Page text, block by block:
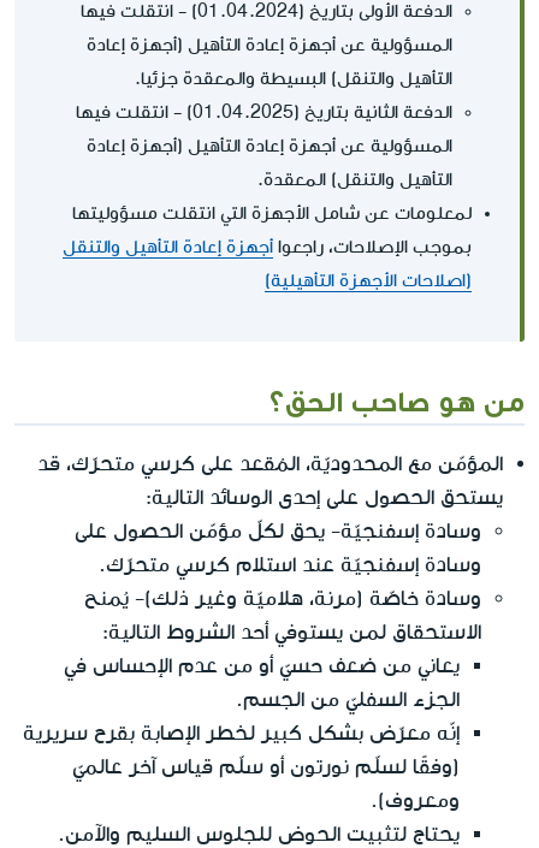
الدفعة الأولى بتاريخ (01.04.2024) - انتقلت فيها
المسؤولية عن أجهزة إعادة التأهيل (أجهزة إعادة
التأهيل والتنقل) البسيطة والمعقدة جزئيا.
الدفعة الثانية بتاريخ (01.04.2025) - انتقلت فيها
المسؤولية عن أجهزة إعادة التأهيل (أجهزة إعادة
التأهيل والتنقل) المعقدة.
لمعلومات عن شامل الأجهزة التي انتقلت مسؤوليتها
بموجب الإصلاحات، راجعوا أجهزة إعادة التأهيل والتنقل
(اصلاحات الأجهزة التأهيلية)
من هو صاحب الحق؟
المؤمّن مع المحدوديّة، المُقعد على كرسي متحرّك، قد
يستحق الحصول على إحدى الوسائد التالية:
وسادة إسفنجيّة- يحق لكلّ مؤمّن الحصول على
وسادة إسفنجيّة عند استلام كرسي متحرّك.
وسادة خاصّة (مرنة، هلاميّة وغير ذلك)- يُمنح
الاستحقاق لمن يستوفي أحد الشروط التالية:
يعاني من ضعف حسيّ أو من عدم الإحساس في
الجزء السفليّ من الجسم.
إنّه معرّض بشكل كبير لخطر الإصابة بقرح سريرية
(وفقًا لسلّم نورتون أو سلّم قياس آخر عالميّ
ومعروف).
يحتاج لتثبيت الحوض للجلوس السليم والآمن.